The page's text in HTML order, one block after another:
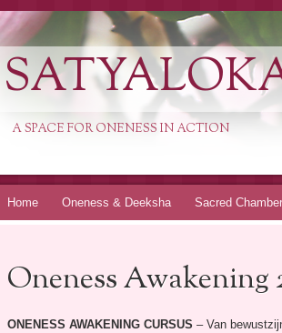
A SPACE FOR ONENESS IN ACTION
Spring
Home Oneness & Deeksha Sacred
Oneness Awakening
ONENESS AWAKENING CURSUS – Van